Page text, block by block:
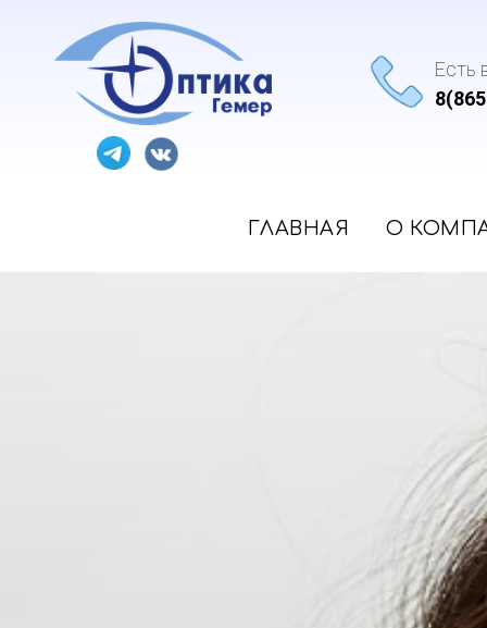
Есть
ГЛАВНАЯ О